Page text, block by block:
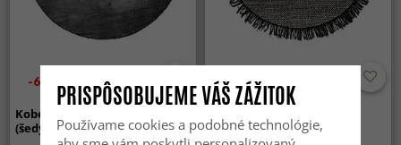
-60%
Koberec okrúhly - Serifos
(šedý)
(čierny)
PRISPÔSOBUJEME VÁŠ ZÁŽITOK
Používame cookies a podobné technológie,